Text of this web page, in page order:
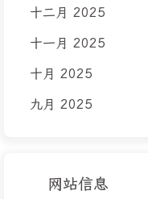
十二月 2025
十一月 2025
十月 2025
九月 2025
网站信息